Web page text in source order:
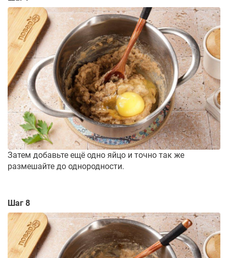
Затем добавьте ещё одно яйцо и точно так же
размешайте до однородности.
Шаг 8